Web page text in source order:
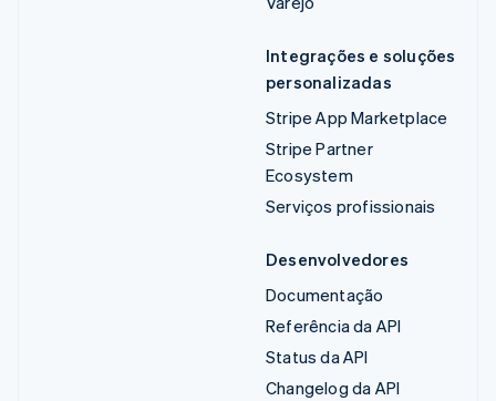
Integrações e soluções
personalizadas
Stripe App Marketplace
Stripe Partner
Ecosystem
Serviços profissionais
Desenvolvedores
Documentação
Referência da API
Status da API
Changelog da API